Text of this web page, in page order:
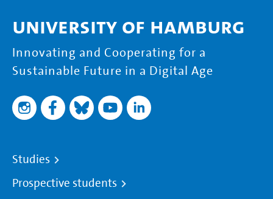
University of Hamburg
Innovating and Cooperating for a
Sustainable Future in a Digital Age
Studies
Prospective students